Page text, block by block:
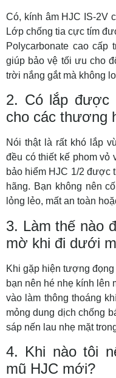
Có, kính âm HJC IS-2V
Lớp chống tia cực tím
Polycarbonate cao cấp
giúp bảo vệ tối ưu cho
trời nắng gắt mà không
2. Có lắp được
cho các thương
Nói thật là rất khó lắp
đều có thiết kế phom vỏ
bảo hiểm HJC 1/2 được
hãng. Bạn không nên
lỏng lẻo, mất an toàn
3. Làm thế nào
mờ khi đi dưới
Khi gặp hiện tượng
bạn nên hé nhẹ kính lên
vào làm thông thoáng
mỏng dung dịch chống
sáp nến lau nhẹ mặt
4. Khi nào tôi
mũ HJC mới?